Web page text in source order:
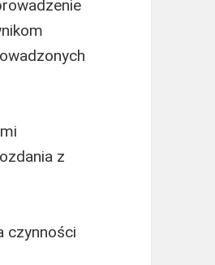
z
czynności